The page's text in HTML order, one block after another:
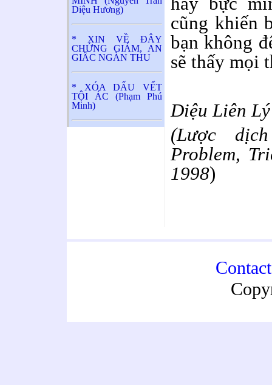
Diệu Hương)
* XIN VỀ ĐÂY
CHỨNG GIÁM, AN
GIẤC NGÀN THU
* XÓA DẤU VẾT
TỘI ÁC (Phạm Phú
Minh)
cũng khiến
bạn không
sẽ thấy mọi
Diệu Liên
(Lược
Problem,
1998)